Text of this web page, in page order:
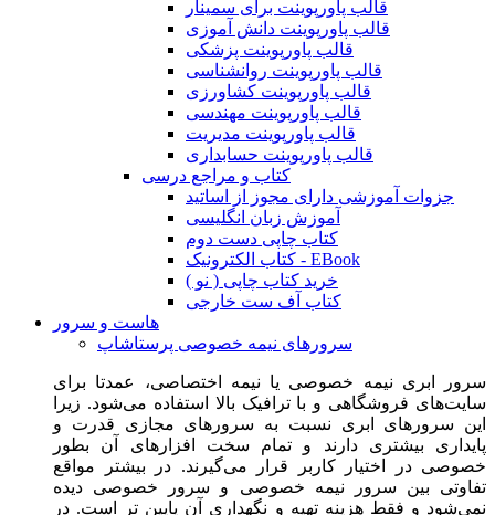
قالب پاورپوینت برای سمینار
قالب پاورپوینت دانش آموزی
قالب پاورپوینت پزشکی
قالب پاورپوینت روانشناسی
قالب پاورپوینت کشاورزی
قالب پاورپوینت مهندسی
قالب پاورپوینت مدیریت
قالب پاورپوینت حسابداری
کتاب و مراجع درسی
جزوات آموزشی دارای مجوز از اساتید
آموزش زبان انگلیسی
کتاب چاپی دست دوم
کتاب الکترونیک - EBook
خرید کتاب چاپی ( نو )
کتاب آف ست خارجی
هاست و سرور
سرورهای نیمه خصوصی پرستاشاپ
سرور ابری نیمه خصوصی یا نیمه اختصاصی، عمدتا برای
سایت‌های فروشگاهی و با ترافیک بالا استفاده می‌شود. زیرا
این سرورهای ابری نسبت به سرورهای مجازی قدرت و
پایداری بیشتری دارند و تمام سخت افزارهای آن بطور
خصوصی در اختیار کاربر قرار می‌گیرند. در بیشتر مواقع
تفاوتی بین سرور نیمه خصوصی و سرور خصوصی دیده
نمی‌شود و فقط هزینه تهیه و نگهداری آن پایین تر است. در